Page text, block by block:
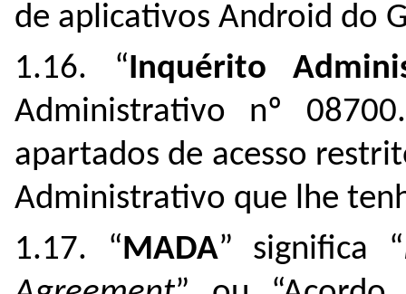
de aplicativos Android do
1.16. “Inquérito
Administrativo nº
apartados de acesso
Administrativo que lhe
1.17. “MADA” significa “